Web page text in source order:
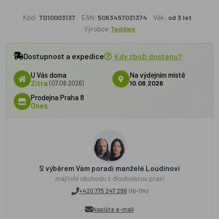
Kód: TD10003137 EAN: 5063457031374 Věk: od 3 let
Výrobce:Teddies
Dostupnost a expedice Kdy zboží dostanu?
U Vás doma
Zítra (07.08.2026)
Na výdejním místě
10.08.2026
Prodejna Praha 8
Dnes
S výběrem Vám poradí manželé Loudínovi
majitelé obchodu s dlouholetou praxí
+420 775 247 296 (10-17h)
Napište e-mail